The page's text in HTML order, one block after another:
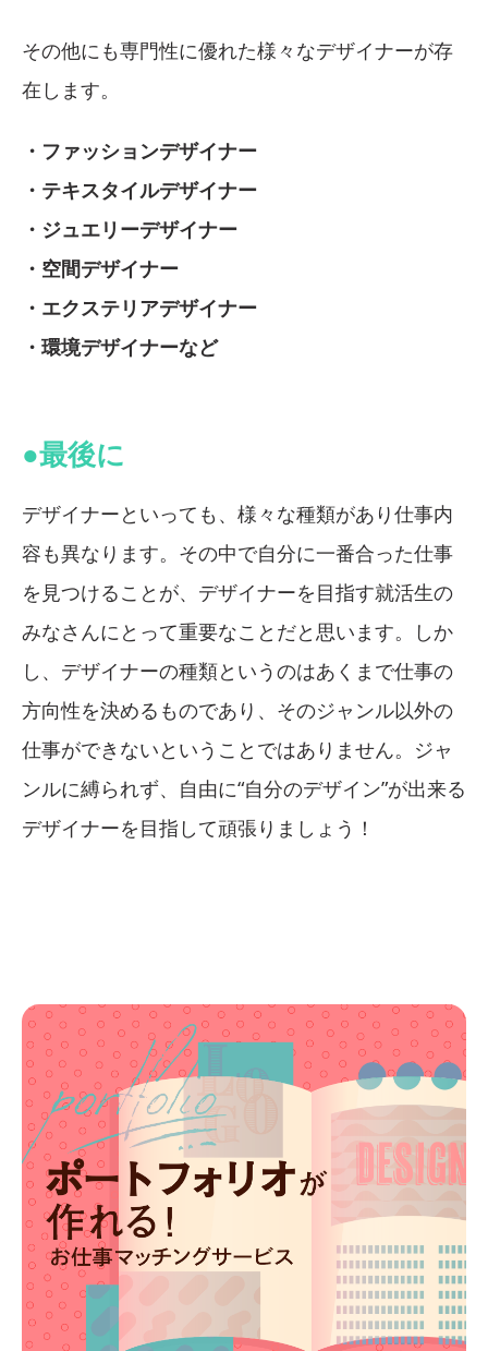
その他にも専門性に優れた様々なデザイナーが存
在します。
・ファッションデザイナー
・テキスタイルデザイナー
・ジュエリーデザイナー
・空間デザイナー
・エクステリアデザイナー
・環境デザイナーなど
●最後に
デザイナーといっても、様々な種類があり仕事内
容も異なります。その中で自分に一番合った仕事
を見つけることが、デザイナーを目指す就活生の
みなさんにとって重要なことだと思います。しか
し、デザイナーの種類というのはあくまで仕事の
方向性を決めるものであり、そのジャンル以外の
仕事ができないということではありません。ジャ
ンルに縛られず、自由に“自分のデザイン”が出来る
デザイナーを目指して頑張りましょう！